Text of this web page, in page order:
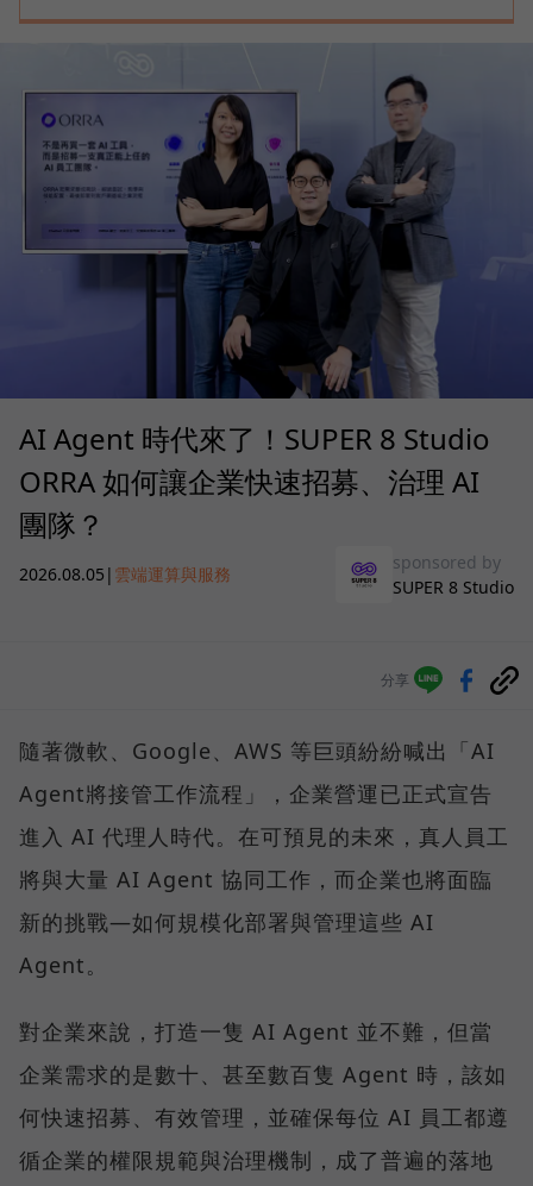
AI Agent 時代來了！SUPER 8 Studio
ORRA 如何讓企業快速招募、治理 AI
團隊？
2026.08.05 | 雲端運算與服務
sponsored by
SUPER 8 Studio
分享
隨著微軟、Google、AWS 等巨頭紛紛喊出「AI
Agent將接管工作流程」，企業營運已正式宣告
進入 AI 代理人時代。在可預見的未來，真人員工
將與大量 AI Agent 協同工作，而企業也將面臨
新的挑戰—如何規模化部署與管理這些 AI
Agent。
對企業來說，打造一隻 AI Agent 並不難，但當
企業需求的是數十、甚至數百隻 Agent 時，該如
何快速招募、有效管理，並確保每位 AI 員工都遵
循企業的權限規範與治理機制，成了普遍的落地